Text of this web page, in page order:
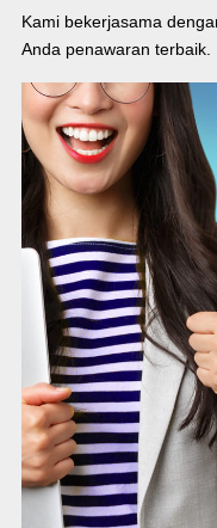
Kami bekerjasama
Anda penawaran terbaik.